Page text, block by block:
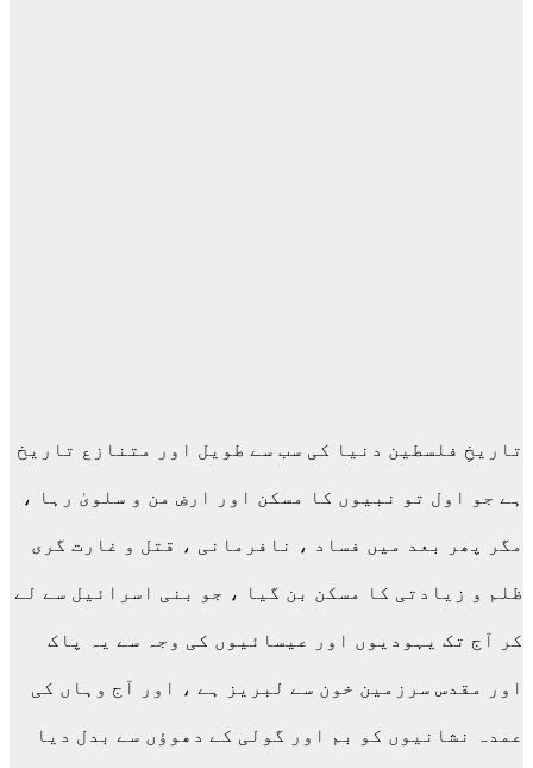
تاریخِ فلسطین دنیا کی سب سے طویل اور متنازع تاریخ
ہے جو اول تو نبیوں کا مسکن اور ارضِ من و سلویٰ رہا ،
مگر پھر بعد میں فساد ، نافرمانی ، قتل و غارت گری
ظلم و زیادتی کا مسکن بن گیا ، جو بنی اسرائیل سے لے
کر آج تک یہودیوں اور عیسائیوں کی وجہ سے یہ پاک
اور مقدس سرزمین خون سے لبریز ہے ، اور آج وہاں کی
عمدہ نشانیوں کو بم اور گولی کے دھوؤں سے بدل دیا